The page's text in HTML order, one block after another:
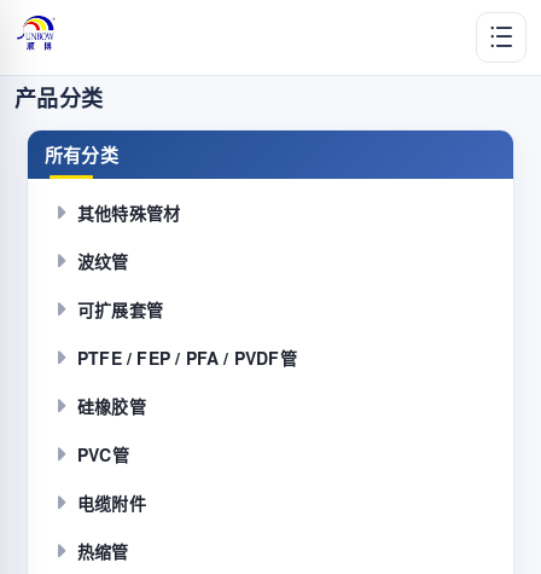
产品分类
所有分类
其他特殊管材
波纹管
可扩展套管
PTFE / FEP / PFA / PVDF管
硅橡胶管
PVC管
电缆附件
热缩管